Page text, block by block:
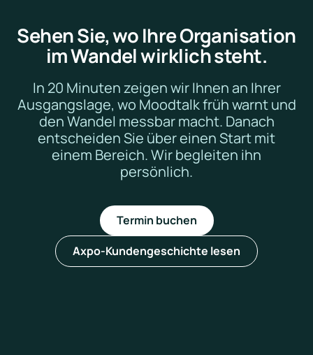
Sehen Sie, wo Ihre Organisation
im Wandel wirklich steht.
In 20 Minuten zeigen wir Ihnen an Ihrer
Ausgangslage, wo Moodtalk früh warnt und
den Wandel messbar macht. Danach
entscheiden Sie über einen Start mit
einem Bereich. Wir begleiten ihn
persönlich.
Termin buchen
Axpo-Kundengeschichte lesen